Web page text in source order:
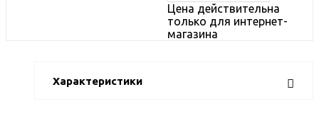
Цена действительна
только для интернет-
магазина
Характеристики